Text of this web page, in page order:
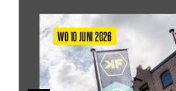
WO 10 JUNI 2026